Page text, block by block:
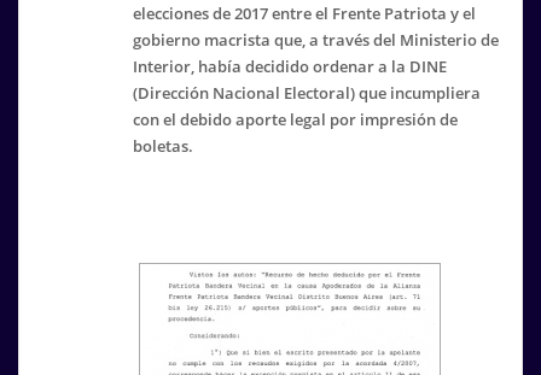
elecciones de 2017 entre el Frente Patriota y el
gobierno macrista que, a través del Ministerio de
Interior, había decidido ordenar a la DINE
(Dirección Nacional Electoral) que incumpliera
con el debido aporte legal por impresión de
boletas.